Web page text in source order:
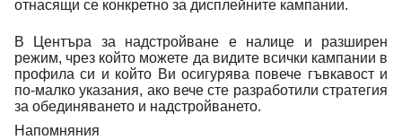
отнасящи се конкретно за дисплейните кампании.
В Центъра за надстройване е налице и разширен
режим, чрез който можете да видите всички кампании в
профила си и който Ви осигурява повече гъвкавост и
по-малко указания, ако вече сте разработили стратегия
за обединяването и надстройването.
Напомняния